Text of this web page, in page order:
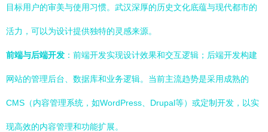
目标用户的审美与使用习惯。武汉深厚的历史文化底蕴与现代都市的
活力，可以为设计提供独特的灵感来源。
前端与后端开发 ：前端开发实现设计效果和交互逻辑；后端开发构建
网站的管理后台、数据库和业务逻辑。当前主流趋势是采用成熟的
CMS（内容管理系统，如WordPress、Drupal等）或定制开发，以实
现高效的内容管理和功能扩展。